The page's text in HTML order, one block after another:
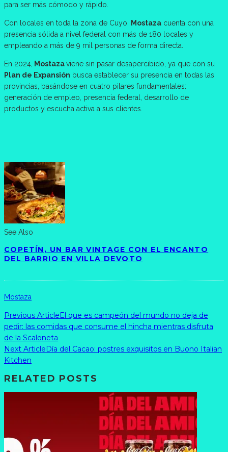
para ser más cómodo y rápido.
Con locales en toda la zona de Cuyo, Mostaza cuenta con una
presencia sólida a nivel federal con más de 180 locales y
empleando a más de 9 mil personas de forma directa.
En 2024, Mostazaviene sin pasar desapercibido, ya que con su
Plan de Expansión busca establecer su presencia en todas las
provincias, basándose en cuatro pilares fundamentales:
generación de empleo, presencia federal, desarrollo de
productos y escucha activa a sus clientes.
See Also
COPETÍN, UN BAR VINTAGE CON EL ENCANTO
DEL BARRIO EN VILLA DEVOTO
Mostaza
Previous Article El que es campeón del mundo no deja de
pedir: las comidas que consume el hincha mientras disfruta
de la Scaloneta
Next Article Día del Cacao: postres exquisitos en Buono Italian
Kitchen
RELATED POSTS